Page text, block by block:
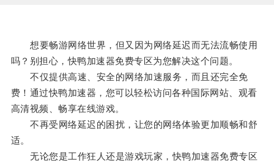
想要畅游网络世界，但又因为网络延迟而无法流畅使用
吗？别担心，快鸭加速器免费专区为您解决这个问题。
不仅提供高速、安全的网络加速服务，而且还完全免
费！通过快鸭加速器，您可以轻松访问各种国际网站、观看
高清视频、畅享在线游戏。
不再受网络延迟的困扰，让您的网络体验更加顺畅和舒
适。
无论您是工作狂人还是游戏玩家，快鸭加速器免费专区